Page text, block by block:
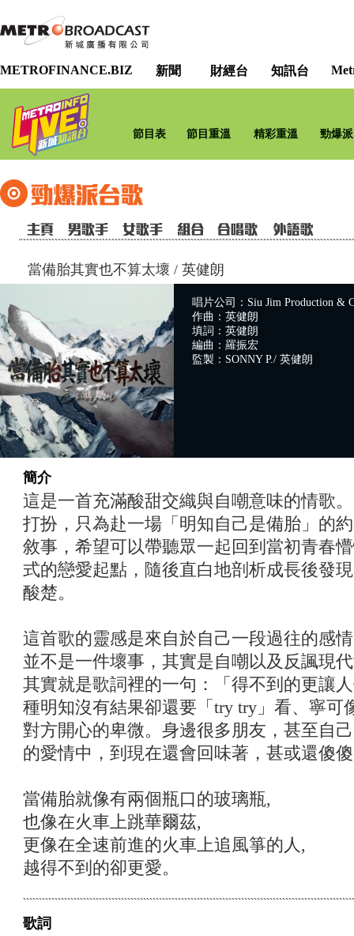
METROFINANCE.BIZ 新聞 財經台 知訊台
節目表 節目重溫 精彩重溫 勁爆
當備胎其實也不算太壞 / 英健朗
唱片公司：Siu Jim Production &
作曲：英健朗
填詞：英健朗
編曲：羅振宏
監製：SONNY P./ 英健朗
簡介
這是一首充滿酸甜交織與自嘲意味的情歌
打扮，只為赴一場「明知自己是備胎」的
敘事，希望可以帶聽眾一起回到當初青春
式的戀愛起點，隨後直白地剖析成長後發
酸楚。
這首歌的靈感是來自於自己一段過往的感
並不是一件壞事，其實是自嘲以及反諷現
其實就是歌詞裡的一句：「得不到的更讓
種明知沒有結果卻還要「try try」看、寧可
對方開心的卑微。身邊很多朋友，甚至自
的愛情中，到現在還會回味著，甚或還傻
當備胎就像有兩個瓶口的玻璃瓶,
也像在火車上跳華爾茲,
更像在全速前進的火車上追風箏的人,
越得不到的卻更愛。
歌詞